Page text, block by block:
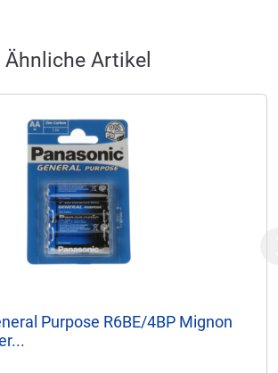
Ähnliche Artikel
Purpose R6BE/4BP Mignon